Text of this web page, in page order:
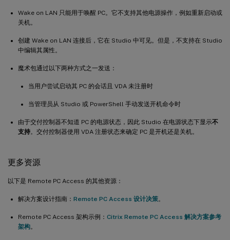
Wake on LAN 只能用于唤醒 PC。它不支持其他电源操作，例如重新启动或
关机。
创建 Wake on LAN 连接后，它在 Studio 中可见。但是，不支持在 Studio
中编辑其属性。
魔术包通过以下两种方式之一发送：
当用户尝试启动其 PC 的会话且 VDA 未注册时
当管理员从 Studio 或 PowerShell 手动发送开机命令时
由于交付控制器不知道 PC 的电源状态，因此 Studio 在电源状态下显示不
支持。交付控制器使用 VDA 注册状态来确定 PC 是开机还是关机。
更多资源
以下是 Remote PC Access 的其他资源：
解决方案设计指南： Remote PC Access 设计决策。
Remote PC Access 架构示例： Citrix Remote PC Access 解决方案参考
架构。